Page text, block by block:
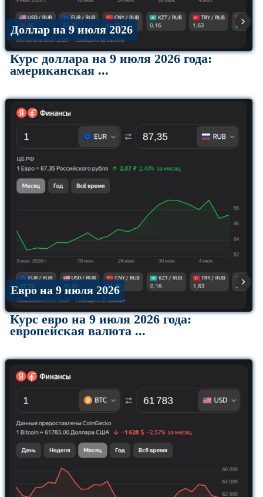
Доллар на 9 июля 2026
Курс доллара на 9 июля 2026 года:
американская ...
Евро на 9 июля 2026
Курс евро на 9 июля 2026 года:
европейская валюта ...